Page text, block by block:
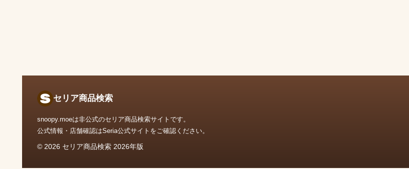
セリア商品検索
snoopy.moeは非公式のセリア商品検索サイトです。
公式情報・店舗確認はSeria公式サイトをご確認ください。
© 2026 セリア商品検索 2026年版